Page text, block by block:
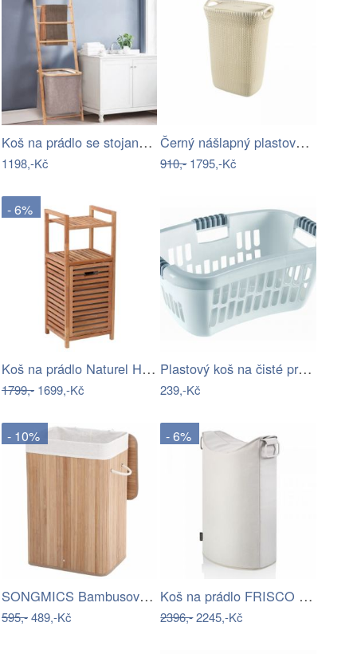
Koš na prádlo se stojanem na ručníky
1198,-Kč
Černý nášlapný plastový odpadkový koš…
910,-1795,-Kč
- 6%
Koš na prádlo Naturel Home 35,5x95x39,5…
1799,- 1699,-Kč
Plastový koš na čisté prádlo Heidrun…
239,-Kč
- 10%
SONGMICS Bambusový koš na prádlo…
595,-489,-Kč
- 6%
Koš na prádlo FRISCO pískový BLOMUS
2396,-2245,-Kč